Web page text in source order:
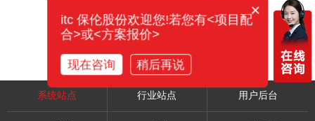
系统站点 行业站点 用户后台
×
itc 保伦股份欢迎您!若您有<项目配
合>或<方案报价>
现在咨询 稍后再说